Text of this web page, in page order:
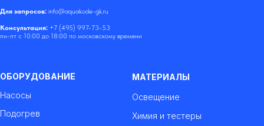
Для запросов: info@aquakode-gk.ru
Консультация: +7 (495) 997-73-53
пн-пт с 10:00 до 18:00 по московскому времени
ОБОРУДОВАНИЕ
Насосы
Подогрев
МАТЕРИАЛЫ
Освещение
Химия и тестеры